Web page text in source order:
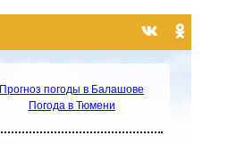
Прогноз погоды в Балашове
Погода в Тюмени